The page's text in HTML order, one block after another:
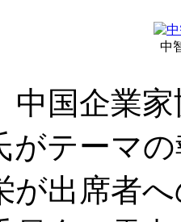
中
中国企業
テーマの
が出席者